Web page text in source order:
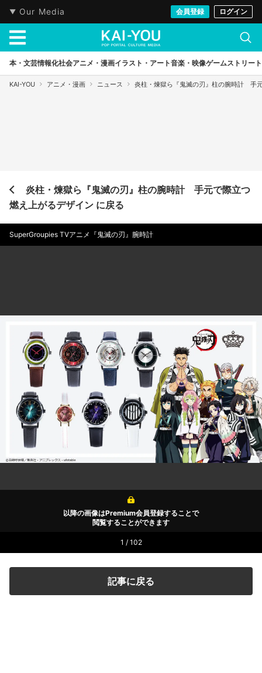
Our Media 会員登録 ログイン
本・文芸情報化社会アニメ・漫画イラスト・アート音楽・映像ゲームストリート
KAI-YOU アニメ・漫画 ニュース 炎柱・煉獄ら『鬼滅の刃』柱の腕時計 手
炎柱・煉獄ら『鬼滅の刃』柱の腕時計 手元で際立つ
燃え上がるデザイン に戻る
SuperGroupies TVアニメ『⻤滅の刃』腕時計
以降の画像はPremium会員登録することで
閲覧することができます
1 / 102
記事に戻る